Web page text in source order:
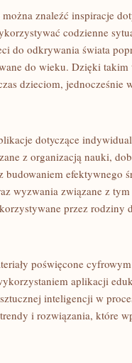
znaleźć inspiracje
codzienne
do odkrywania świata
do wieku. Dzięki
dzieciom, jednocześnie
dotyczące
z organizacją nauki,
budowaniem efektywnego
wyzwania związane z
przez rodziny
poświęcone
aplikacji
inteligencji w
i rozwiązania, które